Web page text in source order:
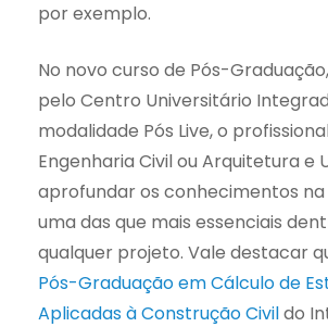
por exemplo.
No novo curso de Pós-
pelo Centro Universitário
modalidade Pós Live, o
Engenharia Civil ou Arquitetura e
aprofundar os conhecimentos na
uma das que mais essenciais
qualquer projeto. Vale destacar
Pós-Graduação em Cálculo de
Aplicadas à Construção Civildo